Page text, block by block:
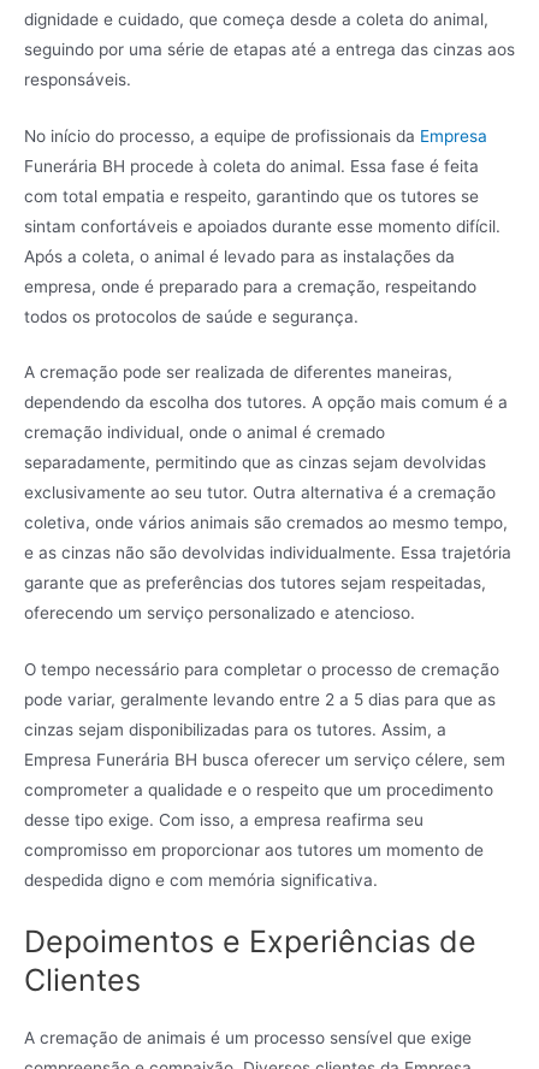
dignidade e cuidado, que começa desde a coleta do animal,
seguindo por uma série de etapas até a entrega das cinzas aos
responsáveis.
No início do processo, a equipe de profissionais da Empresa
Funerária BH procede à coleta do animal. Essa fase é feita
com total empatia e respeito, garantindo que os tutores se
sintam confortáveis e apoiados durante esse momento difícil.
Após a coleta, o animal é levado para as instalações da
empresa, onde é preparado para a cremação, respeitando
todos os protocolos de saúde e segurança.
A cremação pode ser realizada de diferentes maneiras,
dependendo da escolha dos tutores. A opção mais comum é a
cremação individual, onde o animal é cremado
separadamente, permitindo que as cinzas sejam devolvidas
exclusivamente ao seu tutor. Outra alternativa é a cremação
coletiva, onde vários animais são cremados ao mesmo tempo,
e as cinzas não são devolvidas individualmente. Essa trajetória
garante que as preferências dos tutores sejam respeitadas,
oferecendo um serviço personalizado e atencioso.
O tempo necessário para completar o processo de cremação
pode variar, geralmente levando entre 2 a 5 dias para que as
cinzas sejam disponibilizadas para os tutores. Assim, a
Empresa Funerária BH busca oferecer um serviço célere, sem
comprometer a qualidade e o respeito que um procedimento
desse tipo exige. Com isso, a empresa reafirma seu
compromisso em proporcionar aos tutores um momento de
despedida digno e com memória significativa.
Depoimentos e Experiências de
Clientes
A cremação de animais é um processo sensível que exige